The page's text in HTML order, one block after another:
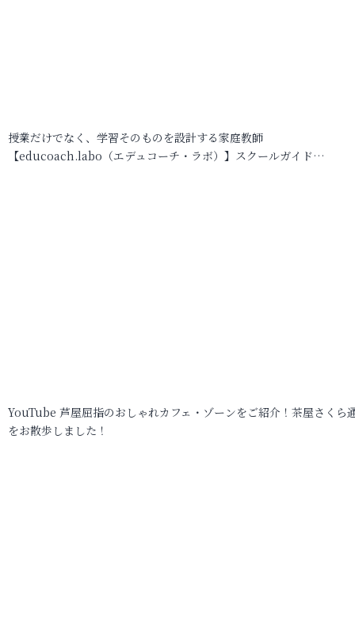
授業だけでなく、学習そのものを設計する家庭教師
【educoach.labo（エデュコーチ・ラボ）】スクールガイド…
YouTube 芦屋屈指のおしゃれカフェ・ゾーンをご紹介！茶屋さくら
をお散歩しました！